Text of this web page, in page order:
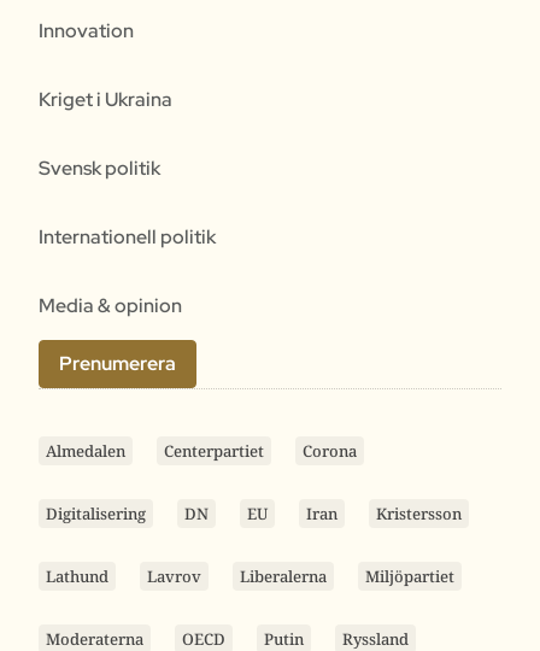
Innovation
Kriget i Ukraina
Svensk politik
Internationell politik
Media & opinion
Prenumerera
Almedalen Centerpartiet Corona
Digitalisering DN EU Iran Kristersson
Lathund Lavrov Liberalerna Miljöpartiet
Moderaterna OECD Putin Ryssland